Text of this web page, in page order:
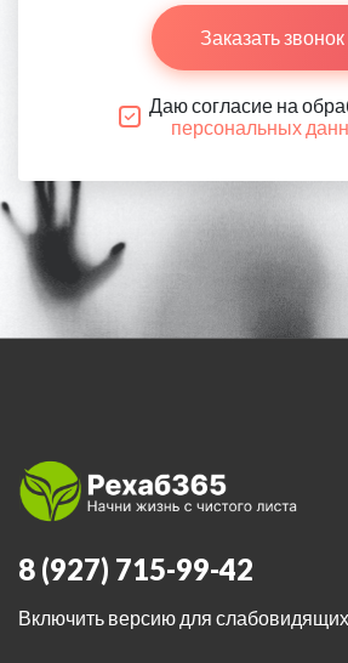
Заказать звонок
Даю согласие на
персональных
8 (927) 715-99-42
Включить версию для слабовидящих